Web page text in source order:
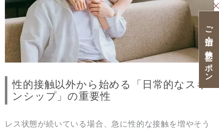
性的接触以外から始める「日常的なスキ
ンシップ」の重要性
レス状態が続いている場合、急に性的な接触を増やそう
ご宿泊・ご休憩クーポン